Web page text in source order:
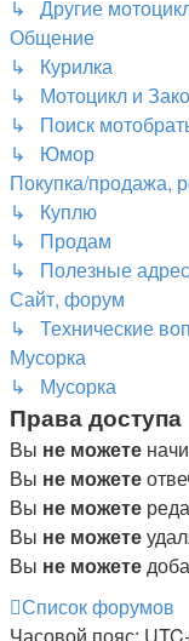
↳ Другие
Общение
↳ Курилка
↳ Мотоцикл и
↳ Поиск
↳ Юмор
Покупка/продажа,
↳ Куплю
↳ Продам
↳ Полезные
Сайт, форум
↳ Технические
Мусорка
↳ Мусорка
Права доступа
Вы не можете
Вы не можете
Вы не можете
Вы не можете
Вы не можете
Список форумов